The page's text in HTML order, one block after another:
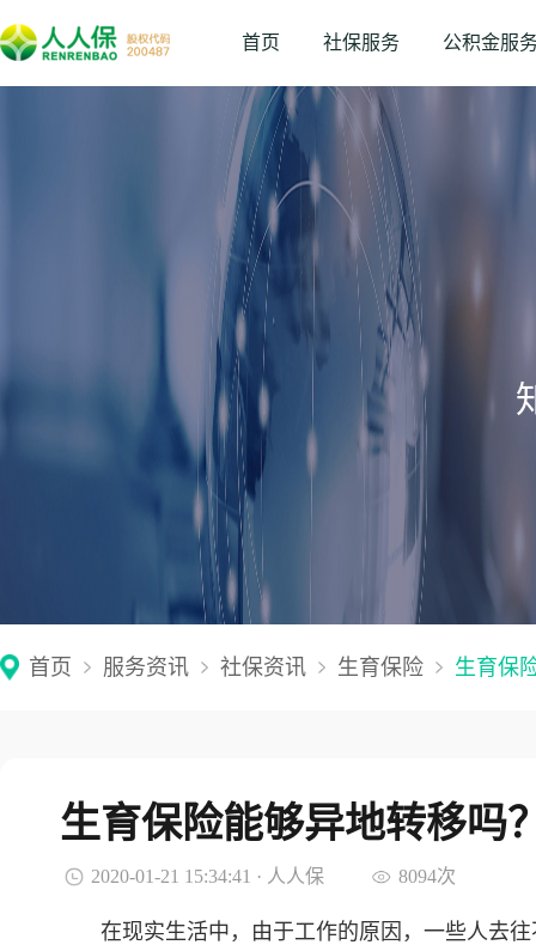
首页 社保服务 公积金服
首页 服务资讯 社保资讯 生育保险 生育保
生育保险能够异地转移吗
2020-01-21 15:34:41 · 人人保 8094次
在现实生活中，由于工作的原因，一些人去